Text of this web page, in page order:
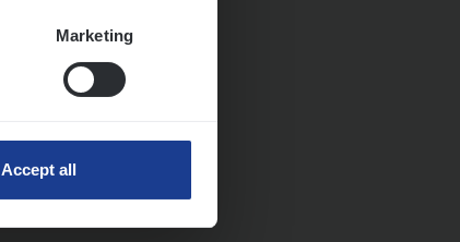
Marketing
Accept all